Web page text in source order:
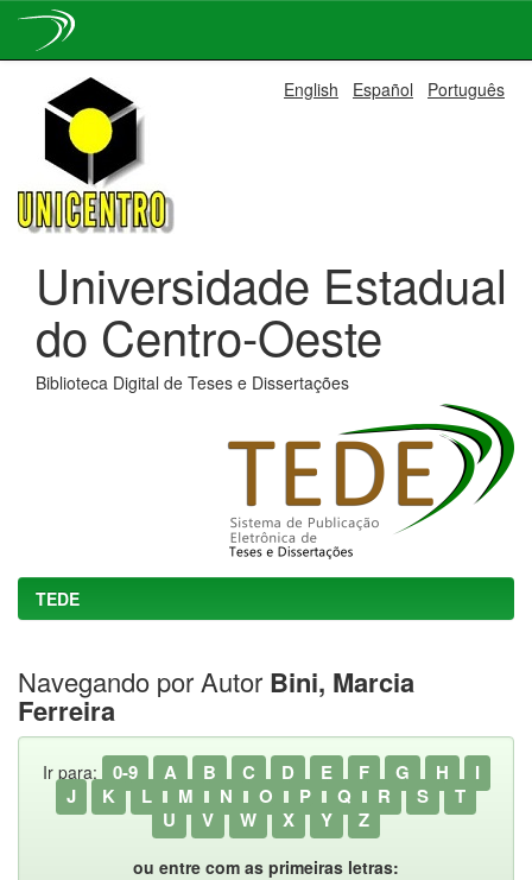
navigation
English Español Português
Universidade Estadual
do Centro-Oeste
Biblioteca Digital de Teses e Dissertações
TEDE
Navegando por Autor Bini, Marcia
Ferreira
Ir para: 0-9 A B C D E F G H
I
J
K L M N O P Q R S
T
U
V W X Y Z
ou entre com as primeiras letras: